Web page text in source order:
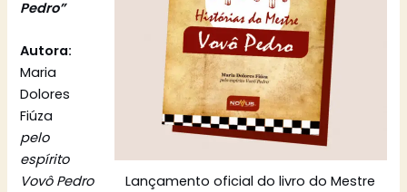
Lançamento oficial do livro do Mestre
Pedro”
Autora:
Maria
Dolores
Fiúza
pelo
espírito
Vovô Pedro